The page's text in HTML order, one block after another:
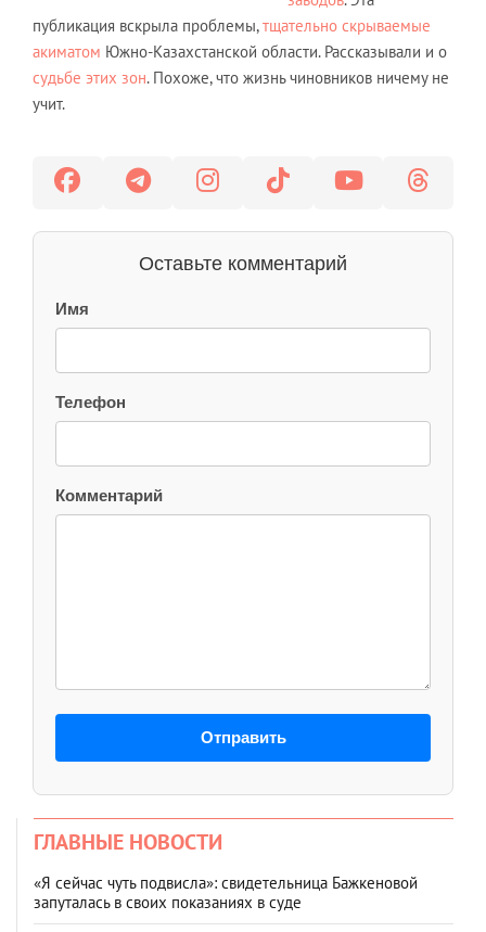
публикация вскрыла проблемы,тщательно скрываемые
акиматом Южно-Казахстанской области. Рассказывали и о
судьбе этих зон. Похоже, что жизнь чиновников ничему не
учит.
Оставьте комментарий
Имя
Телефон
Комментарий
Отправить
ГЛАВНЫЕ НОВОСТИ
«Я сейчас чуть подвисла»: свидетельница Бажкеновой
запуталась в своих показаниях в суде